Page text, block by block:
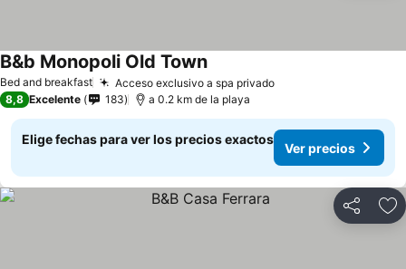
Bed and breakfast Acceso exclusivo a spa privadoVer precios
B&b Monopoli Old TownVer precios
8,8 Excelente 183 a 0.2 km de la playa
Elige fechas para ver los precios exactos
Ver precios
Compartir